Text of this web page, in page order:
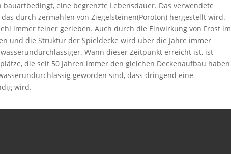
eine begrenzte Lebensdauer. Das verwendete
durch zermahlen von Ziegelsteinen(Poroton) hergestellt wird.
immer feiner gerieben. Auch durch die Einwirkung von Frost im
und die Struktur der Spieldecke wird über die Jahre immer
Wann dieser Zeitpunkt erreicht ist, ist
die seit 50 Jahren immer den gleichen Deckenaufbau haben
geworden sind, dass dringend eine
wird.